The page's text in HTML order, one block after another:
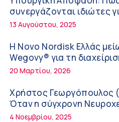
Κωνσταντίνος
Hospital): Καλοκαίρι με
προστασία και κίνδυνοι
Νέα δράση 850.000 ευρώ
Υγεία στην Κρήτη –
απομακρυσμένες,
περιοχές
Τι να κάνετε για να
αντιμετωπίσετε το
συνεργάζονται ιδιώτες
νοσοκομεία του
13 Αυγούστου, 2025
Η Novo Nordisk Ελλάς
Wegovy® για τη
20 Μαρτίου, 2026
Χρήστος Γεωργόπουλος
Όταν η σύγχρονη
φόβο!
4 Νοεμβρίου, 2025